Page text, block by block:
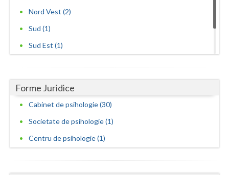
Nord Vest (2)
Sud (1)
Sud Est (1)
Vest (3)
Forme Juridice
Cabinet de psihologie (30)
Societate de psihologie (1)
Centru de psihologie (1)